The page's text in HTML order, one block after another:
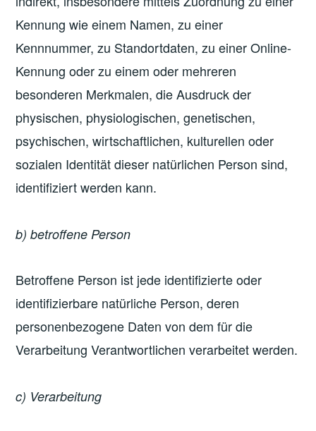
Kennung wie einem Namen, zu einer
Kennnummer, zu Standortdaten, zu einer Online-
Kennung oder zu einem oder mehreren
besonderen Merkmalen, die Ausdruck der
physischen, physiologischen, genetischen,
psychischen, wirtschaftlichen, kulturellen oder
sozialen Identität dieser natürlichen Person sind,
identifiziert werden kann.
b) betroffene Person
Betroffene Person ist jede identifizierte oder
identifizierbare natürliche Person, deren
personenbezogene Daten von dem für die
Verarbeitung Verantwortlichen verarbeitet werden.
c) Verarbeitung